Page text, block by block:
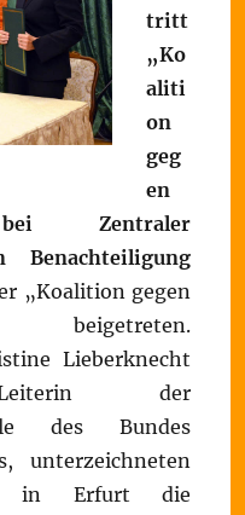
tritt
„Ko
aliti
on
geg
en
beiZentraler
Benachteiligung
„Koalition gegen
beigetreten.
Lieberknecht
der
des Bundes
unterzeichneten
in Erfurt die